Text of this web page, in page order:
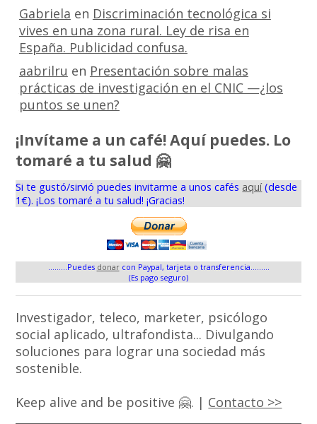
Gabriela en Discriminación tecnológica si
vives en una zona rural. Ley de risa en
España. Publicidad confusa.
aabrilru en Presentación sobre malas
prácticas de investigación en el CNIC —¿los
puntos se unen?
¡Invítame a un café! Aquí puedes. Lo
tomaré a tu salud 🤗
Si te gustó/sirvió puedes invitarme a unos cafés aquí(desde
1€). ¡Los tomaré a tu salud! ¡Gracias!
.........Puedes donarcon Paypal, tarjeta o transferencia.........
(Es pago seguro)
Investigador, teleco, marketer, psicólogo
social aplicado, ultrafondista... Divulgando
soluciones para lograr una sociedad más
sostenible.
Keep alive and be positive 🤗. | Contacto >>